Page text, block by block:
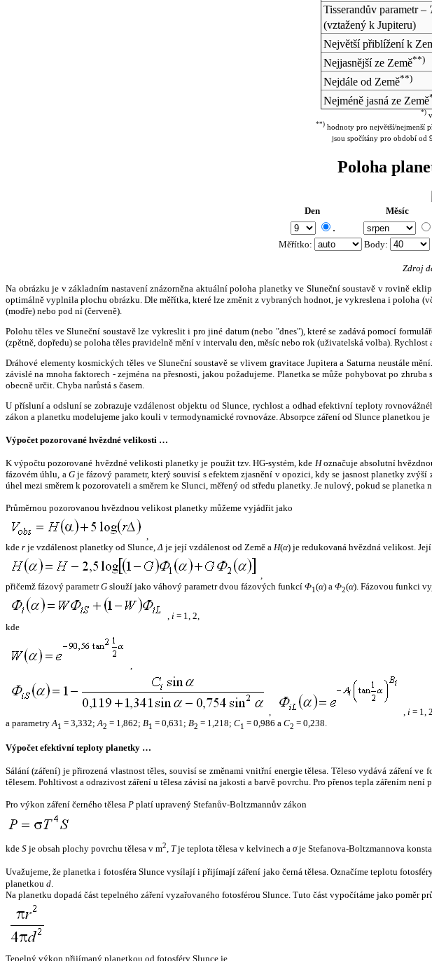
Tisserandův parametr –
(vztažený k Jupiteru)
Největší přiblížení k
Nejjasnější ze Země**)
Nejdále od Země**)
Nejméně jasná ze Země
*)
**) hodnoty pro největší/nejmenší
jsou spočítány pro období od
Poloha
Den Měsíc
.
Měřítko: Body:
Zdroj
Na obrázku je v základním nastavení znázorněna aktuální poloha planetky ve Sluneční soustavě v rovině
optimálně vyplnila plochu obrázku. Dle měřítka, které lze změnit z vybraných hodnot, je vykreslena i poloha
(modře) nebo pod ní (červeně).
Polohu těles ve Sluneční soustavě lze vykreslit i pro jiné datum (nebo "dnes"), které se zadává pomocí
(zpětně, dopředu) se poloha těles pravidelně mění v intervalu den, měsíc nebo rok (uživatelská volba).
Dráhové elementy kosmických těles ve Sluneční soustavě se vlivem gravitace Jupitera a Saturna neustále
závislé na mnoha faktorech - zejména na přesnosti, jakou požadujeme. Planetka se může pohybovat po
obecně určit. Chyba narůstá s časem.
U přísluní a odsluní se zobrazuje vzdálenost objektu od Slunce, rychlost a odhad efektivní teploty
zákon a planetku modelujeme jako kouli v termodynamické rovnováze. Absorpce záření od Slunce planetkou
Výpočet pozorované hvězdné velikosti …
K výpočtu pozorované hvězdné velikosti planetky je použit tzv. HG-systém, kde Hoznačuje absolutní
fázovém úhlu, a Gje fázový parametr, který souvisí s efektem zjasnění v opozici, kdy se jasnost planetky zvýší
úhel mezi směrem k pozorovateli a směrem ke Slunci, měřený od středu planetky. Je nulový, pokud se planetka
Průměrnou pozorovanou hvězdnou velikost planetky můžeme vyjádřit jako
,
kde r je vzdálenost planetky od Slunce,Δ je její vzdálenost od Země a H(α) je redukovaná hvězdná velikost.
,
přičemž fázový parametrG slouží jako váhový parametr dvou fázových funkcí Φ1(α) a Φ2(α). Fázovou funkci
, i = 1, 2,
kde
,
, , i = 1, 2
a parametryA1 = 3,332;A2 = 1,862; B1 = 0,631; B2 = 1,218; C1 = 0,986 a C2 = 0,238.
Výpočet efektivní teploty planetky …
Sálání (záření) je přirozená vlastnost těles, souvisí se změnami vnitřní energie tělesa. Těleso vydává záření
tělesem. Pohltivost a odrazivost záření u tělesa závisí na jakosti a barvě povrchu. Pro přenos tepla zářením
Pro výkon záření černého tělesa P platí upravený Stefanův-Boltzmannův zákon
kde S je obsah plochy povrchu tělesa v m2, Tje teplota tělesa v kelvinech a σje Stefanova-Boltzmannova
Uvažujeme, že planetka i fotosféra Slunce vysílají i přijímají záření jako černá tělesa. Označíme teplotu
planetkou d.
Na planetku dopadá část tepelného záření vyzařovaného fotosférou Slunce. Tuto část vypočítáme jako poměr
Tepelný výkon přijímaný planetkou od fotosféry Slunce je